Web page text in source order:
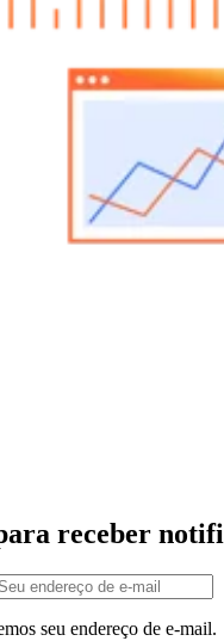
receber
seu endereço de e-mail.